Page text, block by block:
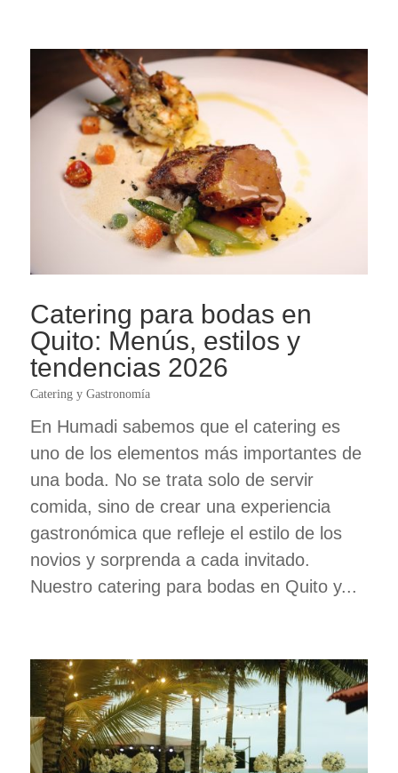
Catering para bodas en
Quito: Menús, estilos y
tendencias 2026
Catering y Gastronomía
En Humadi sabemos que el catering es
uno de los elementos más importantes de
una boda. No se trata solo de servir
comida, sino de crear una experiencia
gastronómica que refleje el estilo de los
novios y sorprenda a cada invitado.
Nuestro catering para bodas en Quito y...